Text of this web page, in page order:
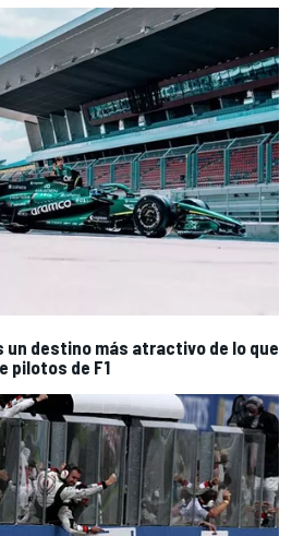
un destino más atractivo de lo que
pilotos de F1